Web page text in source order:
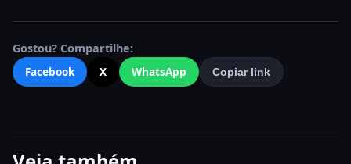
Gostou? Compartilhe:
Facebook
X WhatsApp Copiar link